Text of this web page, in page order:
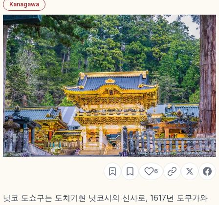
Kanagawa
6
닛코 도쇼구는 도치기현 닛코시의 신사로, 1617년 도쿠가와